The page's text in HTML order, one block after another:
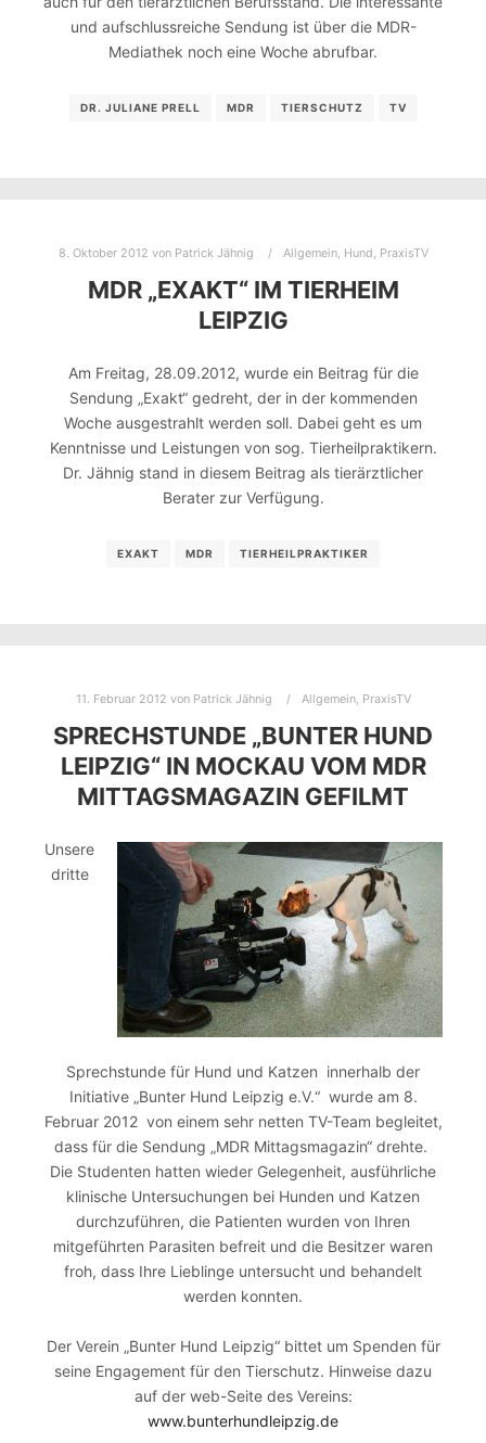
und aufschlussreiche Sendung ist über die MDR-
Mediathek noch eine Woche abrufbar.
DR. JULIANE PRELL MDR TIERSCHUTZ TV
8. Oktober 2012 von Patrick Jähnig Allgemein, Hund, PraxisTV
MDR „EXAKT“ IM TIERHEIM
LEIPZIG
Am Freitag, 28.09.2012, wurde ein Beitrag für die
Sendung „Exakt“ gedreht, der in der kommenden
Woche ausgestrahlt werden soll. Dabei geht es um
Kenntnisse und Leistungen von sog. Tierheilpraktikern.
Dr. Jähnig stand in diesem Beitrag als tierärztlicher
Berater zur Verfügung.
EXAKT MDR TIERHEILPRAKTIKER
11. Februar 2012 von Patrick Jähnig Allgemein, PraxisTV
SPRECHSTUNDE „BUNTER HUND
LEIPZIG“ IN MOCKAU VOM MDR
MITTAGSMAGAZIN GEFILMT
Unsere
dritte
Sprechstunde für Hund und Katzen innerhalb der
Initiative „Bunter Hund Leipzig e.V.“ wurde am 8.
Februar 2012 von einem sehr netten TV-Team begleitet,
dass für die Sendung „MDR Mittagsmagazin“ drehte.
Die Studenten hatten wieder Gelegenheit, ausführliche
klinische Untersuchungen bei Hunden und Katzen
durchzuführen, die Patienten wurden von Ihren
mitgeführten Parasiten befreit und die Besitzer waren
froh, dass Ihre Lieblinge untersucht und behandelt
werden konnten.
Der Verein „Bunter Hund Leipzig“ bittet um Spenden für
seine Engagement für den Tierschutz. Hinweise dazu
auf der web-Seite des Vereins:
www.bunterhundleipzig.de